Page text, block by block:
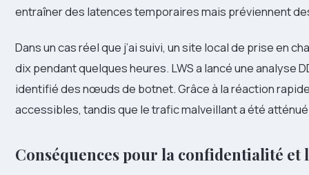
entraîner des latences temporaires mais préviennent
Dans un cas réel que j’ai suivi, un site local de prise en
dix pendant quelques heures. LWS a lancé une analyse
identifié des nœuds de botnet. Grâce à la réaction
accessibles, tandis que le trafic malveillant a été
Conséquences pour la confidentialité et